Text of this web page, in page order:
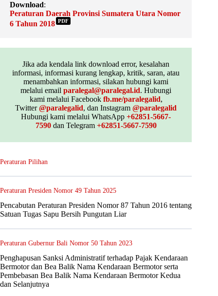
Download:
Peraturan Daerah Provinsi Sumatera Utara Nomor
6 Tahun 2018 PDF
Jika ada kendala link download error, kesalahan
informasi, informasi kurang lengkap, kritik, saran, atau
menambahkan informasi, silakan hubungi kami
melalui emailparalegal@paralegal.id. Hubungi
kami melalui Facebook fb.me/paralegalid,
Twitter@paralegalid, dan Instagram@paralegalid
Hubungi kami melalui WhatsApp+62851-5667-
7590dan Telegram +62851-5667-7590
Peraturan Pilihan
Peraturan Presiden Nomor 49 Tahun 2025
Pencabutan Peraturan Presiden Nomor 87 Tahun 2016 tentang
Satuan Tugas Sapu Bersih Pungutan Liar
Peraturan Gubernur Bali Nomor 50 Tahun 2023
Penghapusan Sanksi Administratif terhadap Pajak Kendaraan
Bermotor dan Bea Balik Nama Kendaraan Bermotor serta
Pembebasan Bea Balik Nama Kendaraan Bermotor Kedua
dan Selanjutnya